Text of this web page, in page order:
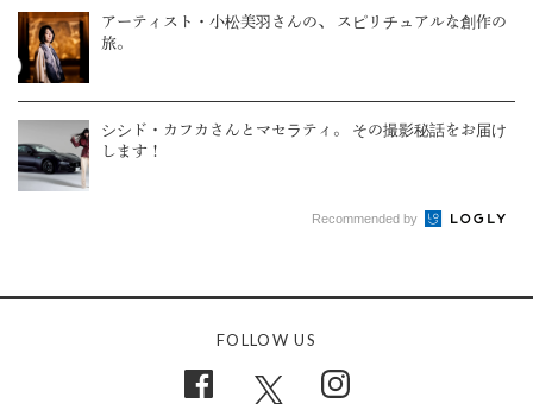
アーティスト・小松美羽さんの、 スピリチュアルな創作の
旅。
シシド・カフカさんとマセラティ。 その撮影秘話をお届け
します！
Recommended by
FOLLOW US